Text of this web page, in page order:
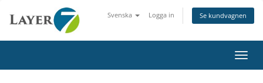
Svenska Logga in Se kundvagnen